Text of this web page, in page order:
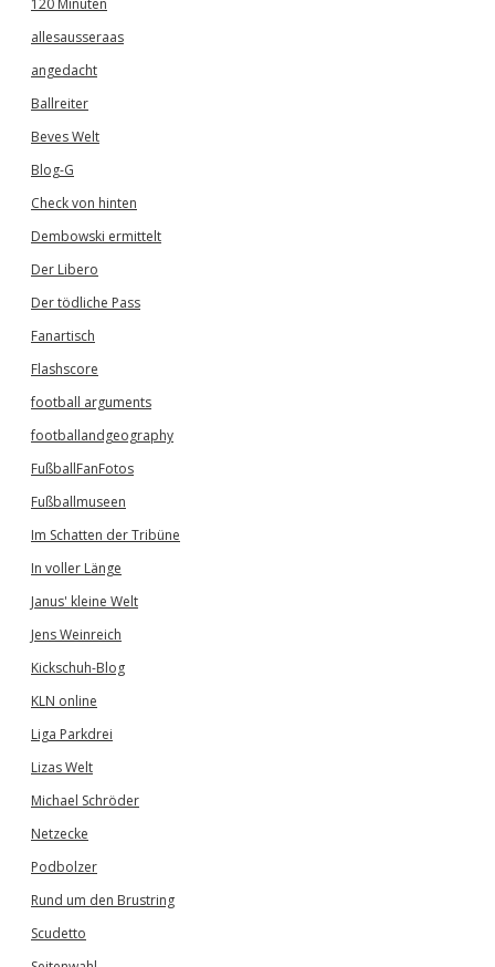
120 Minuten
allesausseraas
angedacht
Ballreiter
Beves Welt
Blog-G
Check von hinten
Dembowski ermittelt
Der Libero
Der tödliche Pass
Fanartisch
Flashscore
football arguments
footballandgeography
FußballFanFotos
Fußballmuseen
Im Schatten der Tribüne
In voller Länge
Janus' kleine Welt
Jens Weinreich
Kickschuh-Blog
KLN online
Liga Parkdrei
Lizas Welt
Michael Schröder
Netzecke
Podbolzer
Rund um den Brustring
Scudetto